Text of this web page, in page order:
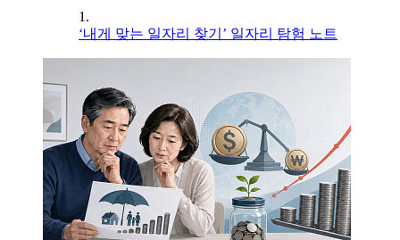
1.
‘내게 맞는 일자리 찾기’ 일자리 탐험 노트